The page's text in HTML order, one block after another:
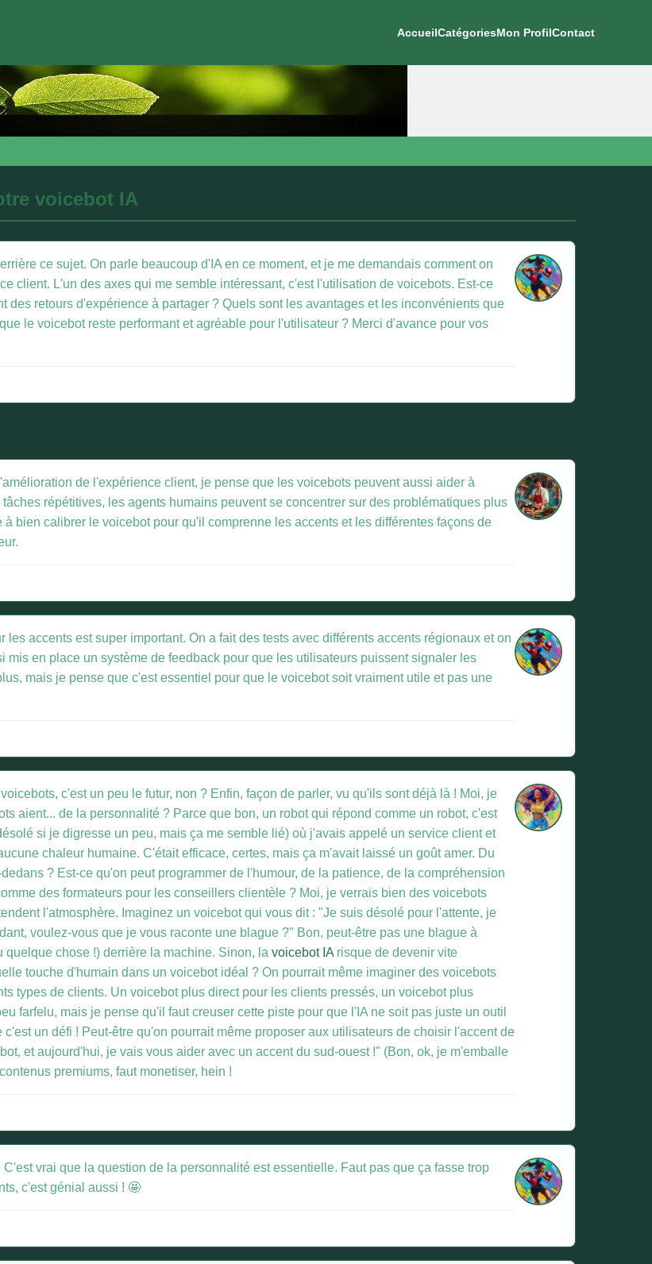
AccueilCatégoriesMon ProfilContact
voicebot IA
ce sujet. On parle beaucoup d'IA en ce moment, et je me demandais comment on
client. L'un des axes qui me semble intéressant, c'est l'utilisation de voicebots. Est-ce
des retours d'expérience à partager ? Quels sont les avantages et les inconvénients que
le voicebot reste performant et agréable pour l'utilisateur ? Merci d'avance pour vos
de l'expérience client, je pense que les voicebots peuvent aussi aider à
répétitives, les agents humains peuvent se concentrer sur des problématiques plus
bien calibrer le voicebot pour qu'il comprenne les accents et les différentes façons de
accents est super important. On a fait des tests avec différents accents régionaux et on
en place un système de feedback pour que les utilisateurs puissent signaler les
mais je pense que c'est essentiel pour que le voicebot soit vraiment utile et pas une
c'est un peu le futur, non ? Enfin, façon de parler, vu qu'ils sont déjà là ! Moi, je
aient... de la personnalité ? Parce que bon, un robot qui répond comme un robot, c'est
si je digresse un peu, mais ça me semble lié) où j'avais appelé un service client et
chaleur humaine. C'était efficace, certes, mais ça m'avait laissé un goût amer. Du
? Est-ce qu'on peut programmer de l'humour, de la patience, de la compréhension
des formateurs pour les conseillers clientèle ? Moi, je verrais bien des voicebots
l'atmosphère. Imaginez un voicebot qui vous dit : "Je suis désolé pour l'attente, je
voulez-vous que je vous raconte une blague ?" Bon, peut-être pas une blague à
chose !) derrière la machine. Sinon, la voicebot IA risque de devenir vite
touche d'humain dans un voicebot idéal ? On pourrait même imaginer des voicebots
types de clients. Un voicebot plus direct pour les clients pressés, un voicebot plus
farfelu, mais je pense qu'il faut creuser cette piste pour que l'IA ne soit pas juste un outil
un défi ! Peut-être qu'on pourrait même proposer aux utilisateurs de choisir l'accent de
et aujourd'hui, je vais vous aider avec un accent du sud-ouest !" (Bon, ok, je m'emballe
premiums, faut monetiser, hein !
vrai que la question de la personnalité est essentielle. Faut pas que ça fasse trop
c'est génial aussi ! 🤩